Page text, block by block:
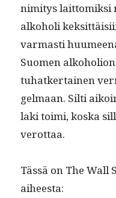
nim­i­tys lait­tomik­si
alko­holi
var­masti
Suomen
tuhatk­er­tainen
gel­maan. Silti
la­ki toi­mi, kos­ka
verottaa.
Tässä on The
aiheesta: